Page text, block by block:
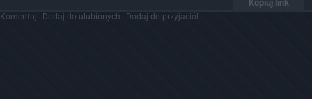
Kopiuj link
Komentuj Dodaj do ulubionych Dodaj do przyjaciół